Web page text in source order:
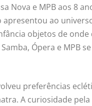
Nova e MPB aos 8
ao
objetos de onde
Ópera e MPB
preferências
A curiosidade